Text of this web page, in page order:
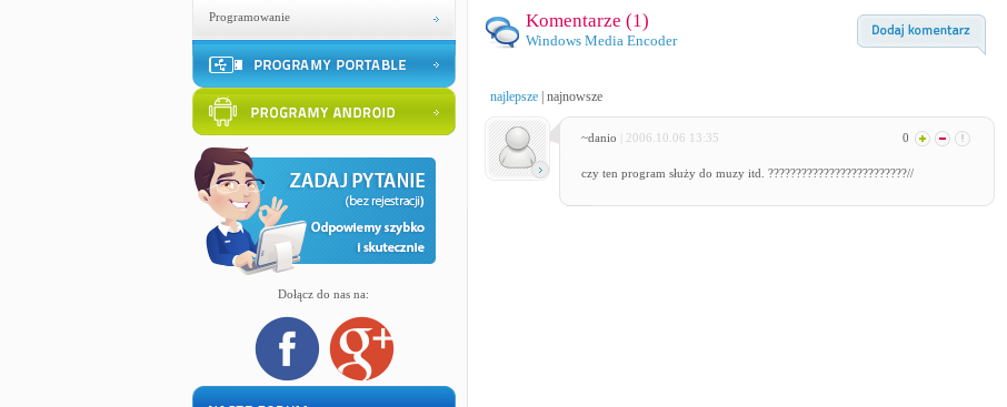
Programowanie
Dołącz do nas na:
Komentarze (1)
Windows Media Encoder
najlepsze| najnowsze
~danio | 2006.10.06 13:35 0
czy ten program służy do muzy itd. ?????????????????????????//